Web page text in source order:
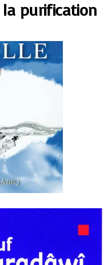
la purification